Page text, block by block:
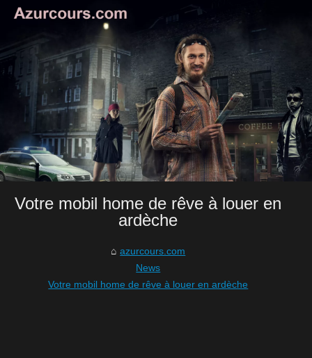
Votre mobil home de rêve à louer en
ardèche
azurcours.com
News
Votre mobil home de rêve à louer en ardèche